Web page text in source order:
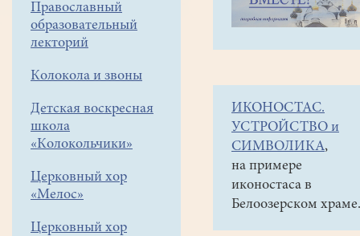
Православный
образовательный
лекторий
Колокола и звоны
Детская воскресная
школа
«Колокольчики»
Церковный хор
«Мелос»
Церковный хор
Рождественское
января
благотворительная
акция.
Подробности.
ИКОНОСТАС.
УСТРОЙСТВО и
СИМВОЛИКА,
на примере
иконостаса в
Белоозерском храме.